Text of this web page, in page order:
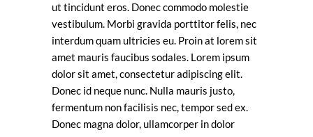
ut tincidunt eros. Donec commodo molestie
vestibulum. Morbi gravida porttitor felis, nec
interdum quam ultricies eu. Proin at lorem sit
amet mauris faucibus sodales. Lorem ipsum
dolor sit amet, consectetur adipiscing elit.
Donec id neque nunc. Nulla mauris justo,
fermentum non facilisis nec, tempor sed ex.
Donec magna dolor, ullamcorper in dolor